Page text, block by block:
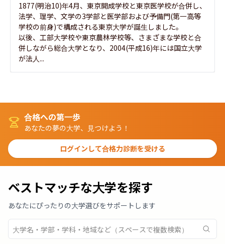
1877(明治10)年4月、東京開成学校と東京医学校が合併し、
法学、理学、文学の3学部と医学部および予備門(第一高等
学校の前身)で構成される東京大学が誕生しました。
以後、工部大学校や東京農林学校等、さまざまな学校と合
併しながら総合大学となり、2004(平成16)年には国立大学
が法人...
合格への第一歩
あなたの夢の大学、見つけよう！
ログインして合格力診断を受ける
ベストマッチな大学を探す
あなたにぴったりの大学選びをサポートします